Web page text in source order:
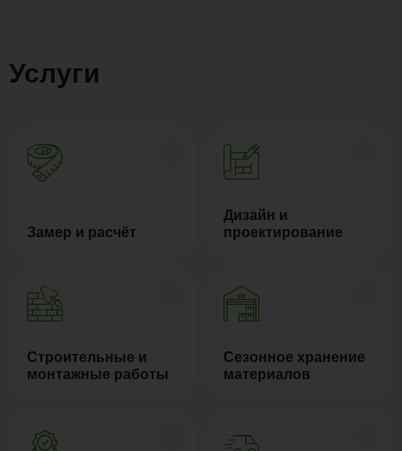
Услуги
Замер и расчёт
Дизайн и
проектирование
Строительные и
монтажные работы
Сезонное хранение
материалов